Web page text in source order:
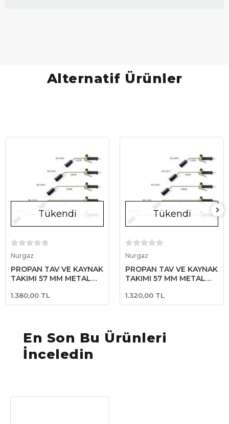
Alternatif Ürünler
Tükendi
Nurgaz
PROPAN TAV VE KAYNAK
TAKIMI 57 MM METAL
BOYUN
1.380,00 TL
Tükendi
Nurgaz
PROPAN TAV VE KAYNAK
TAKIMI 57 MM METAL
BOYUN
1.320,00 TL
En Son Bu Ürünleri
İnceledin